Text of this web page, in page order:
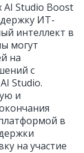
AI Studio Boost
ИТ-
интеллект в
могут
на
с
Studio.
и
в
на участие